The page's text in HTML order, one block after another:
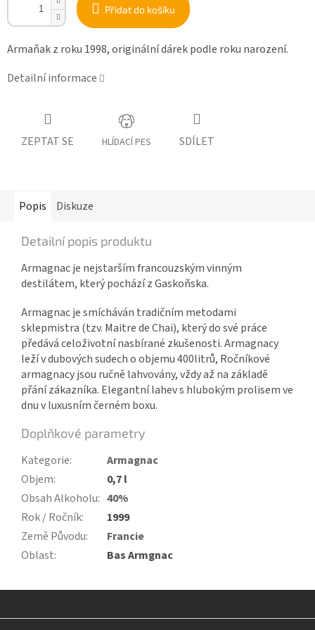
Přidat do košíku
Armaňak z roku 1998, originální dárek podle roku narození.
Detailní informace
ZEPTAT SE HLÍDACÍ PES SDÍLET
Popis Diskuze
Detailní popis produktu
Armagnac je nejstarším francouzským vinným
destilátem, který pochází z Gaskoňska.
Armagnac je smícháván tradičním metodami
sklepmistra (tzv. Maitre de Chai), který do své práce
předává celoživotní nasbírané zkušenosti. Armagnacy
leží v dubových sudech o objemu 400litrů, Ročníkové
armagnacy jsou ručně lahvovány, vždy až na základě
přání zákazníka. Elegantní lahev s hlubokým prolisem ve
dnu v luxusním černém boxu.
Doplňkové parametry
Kategorie:
Armagnac
Objem:
0,7 l
Obsah Alkoholu: 40%
Rok / Ročník:
1999
Země Původu:
Francie
Oblast: Bas Armgnac